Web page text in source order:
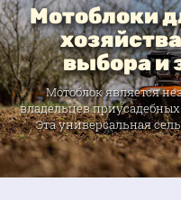
Мотоблоки
выбора и
Мотоблок является
владельцев
Эта универсальная